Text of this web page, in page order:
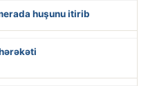
huşunu itirib